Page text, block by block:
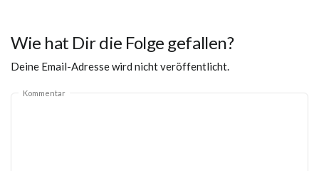
Wie hat Dir die Folge gefallen?
Deine Email-Adresse wird nicht veröffentlicht.
Kommentar